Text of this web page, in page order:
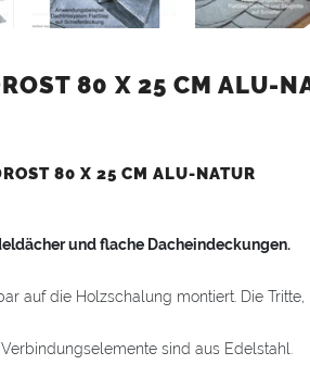
80 X 25 CM ALU-
80 X 25 CM ALU-NATUR
und flache Dacheindeckungen.
auf die Holzschalung montiert. Die
sind aus Edelstahl.